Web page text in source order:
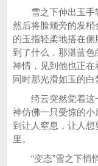
雪之下伸出玉手轻
然后将脸颊旁的发
的玉指轻柔地搭在
到了什么，那湛蓝
神情，见到他也正在
同时那光滑如玉的白
绮云突然觉着这
神仿佛一只受惊的
到让人窒息，让人
里。
“变态”雪之下悄悄